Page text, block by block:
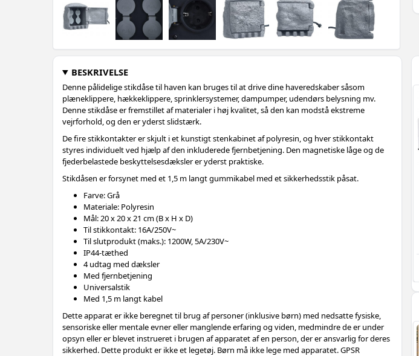
BESKRIVELSE
Denne pålidelige stikdåse til haven kan bruges til at drive dine haveredskaber såsom
plæneklippere, hækkeklippere, sprinklersystemer, dampumper, udendørs belysning mv.
Denne stikdåse er fremstillet af materialer i høj kvalitet, så den kan modstå ekstreme
vejrforhold, og den er yderst slidstærk.
De fire stikkontakter er skjult i et kunstigt stenkabinet af polyresin, og hver stikkontakt
styres individuelt ved hjælp af den inkluderede fjernbetjening. Den magnetiske låge og de
fjederbelastede beskyttelsesdæksler er yderst praktiske.
Stikdåsen er forsynet med et 1,5 m langt gummikabel med et sikkerhedsstik påsat.
Farve: Grå
Materiale: Polyresin
Mål: 20 x 20 x 21 cm (B x H x D)
Til stikkontakt: 16A/250V~
Til slutprodukt (maks.): 1200W, 5A/230V~
IP44-tæthed
4 udtag med dæksler
Med fjernbetjening
Universalstik
Med 1,5 m langt kabel
Dette apparat er ikke beregnet til brug af personer (inklusive børn) med nedsatte fysiske,
sensoriske eller mentale evner eller manglende erfaring og viden, medmindre de er under
opsyn eller er blevet instrueret i brugen af ​​apparatet af en person, der er ansvarlig for deres
sikkerhed. Dette produkt er ikke et legetøj. Børn må ikke lege med apparatet.GPSR